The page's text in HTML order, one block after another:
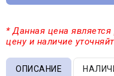
* Данная цена
цену и наличие
ОПИСАНИЕ